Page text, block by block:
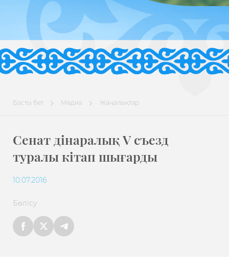
Басты бет Медиа Жаңалықтар
Сенат дінаралық V съезд
туралы кітап шығарды
10.07.2016
Бөлісу